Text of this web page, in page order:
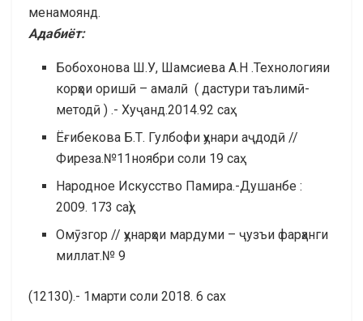
менамоянд.
Адабиёт:
Бобоxонова Ш.У, Шамсиева А.Н .Технологияи
корҳои оришӣ – амалӣ ( дастури таълимӣ-
методӣ ) .- Хуҷанд.2014.92 саҳ
Ёғибекова Б.Т. Гулбофи ҳунари аҷдодӣ //
Фирeза.№11ноябри соли 19 саҳ
Народное Искусство Памира.-Душанбе :
2009. 173 саҳ)
Омӯзгор // ҳунарҳои мардуми – ҷузъи фарҳанги
миллат.№ 9
(12130).- 1марти соли 2018. 6 сах